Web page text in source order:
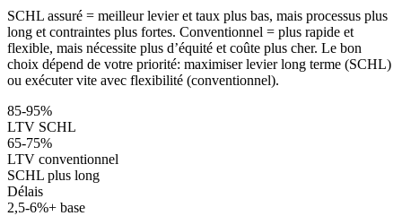
SCHL assuré = meilleur levier et taux plus bas, mais processus plus
long et contraintes plus fortes. Conventionnel = plus rapide et
flexible, mais nécessite plus d’équité et coûte plus cher. Le bon
choix dépend de votre priorité: maximiser levier long terme (SCHL)
ou exécuter vite avec flexibilité (conventionnel).
85-95%
LTV SCHL
65-75%
LTV conventionnel
SCHL plus long
Délais
2,5-6%+ base